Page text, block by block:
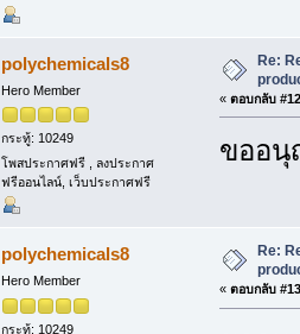
polychemicals8
Hero Member
กระทู้: 10249
โพสประกาศฟรี , ลงประกาศ
ฟรีออนไลน์, เว็บประกาศฟรี
Re:
« ตอบกลับ
ขออนุ
polychemicals8
Hero Member
กระทู้: 10249
Re:
« ตอบกลับ